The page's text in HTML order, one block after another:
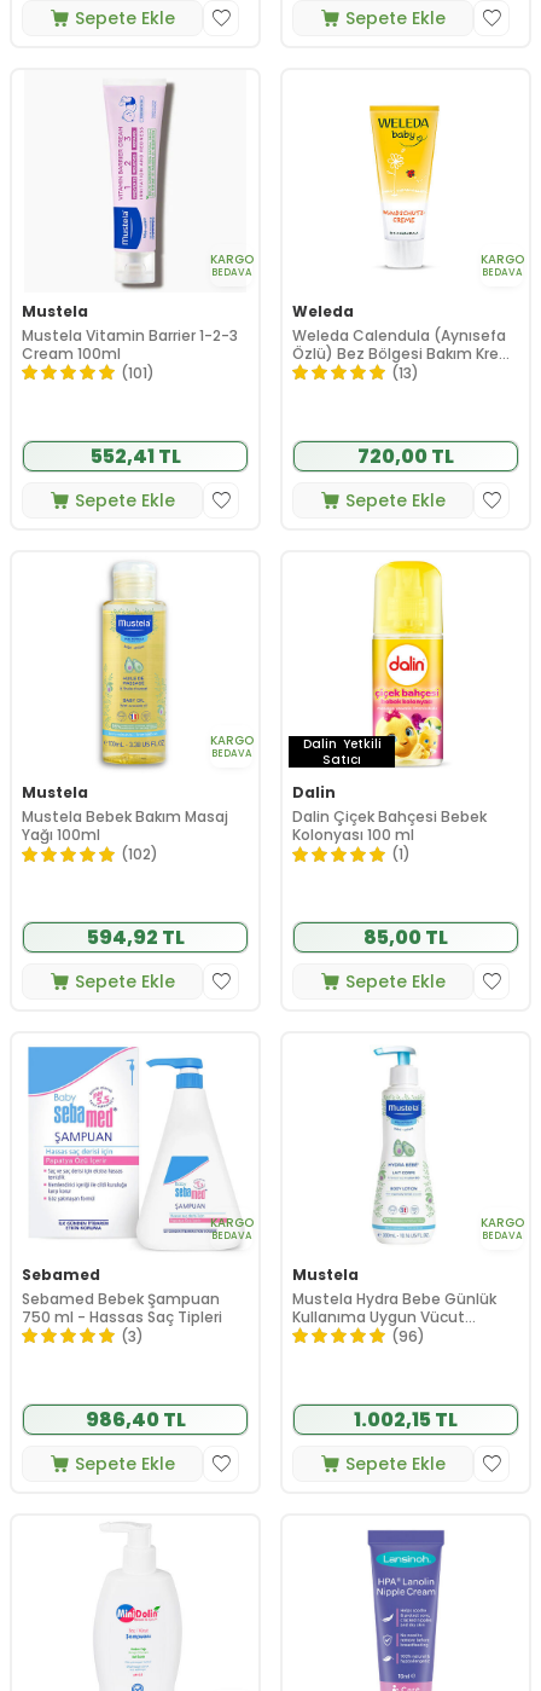
Sepete Ekle Sepete Ekle
KARGO
BEDAVA
Mustela
Mustela Vitamin Barrier 1-2-3
Cream 100ml
(101)
552,41 TL
Sepete Ekle
KARGO
BEDAVA
Weleda
Weleda Calendula (Aynısefa
Özlü) Bez Bölgesi Bakım Kremi
75 ml
(13)
720,00 TL
Sepete Ekle
KARGO
BEDAVA
Mustela
Mustela Bebek Bakım Masaj
Yağı 100ml
(102)
594,92 TL
Sepete Ekle
Dalin Yetkili
Satıcı
Dalin
Dalin Çiçek Bahçesi Bebek
Kolonyası 100 ml
(1)
85,00 TL
Sepete Ekle
KARGO
BEDAVA
Sebamed
Sebamed Bebek Şampuan
750 ml - Hassas Saç Tipleri
(3)
986,40 TL
Sepete Ekle
KARGO
BEDAVA
Mustela
Mustela Hydra Bebe Günlük
Kullanıma Uygun Vücut
Losyonu 300ml(96)
1.002,15 TL
Sepete Ekle